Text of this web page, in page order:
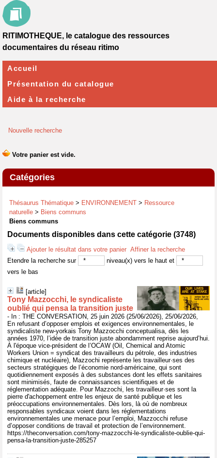
Nouvelle recherche
Catégories
Thésaurus Thématique > ENVIRONNEMENT > Ressource
naturelle > Biens communs
Biens communs
Documents disponibles dans cette catégorie (3748)
Ajouter le résultat dans votre panier Affiner la recherche
Etendre la recherche sur
niveau(x) vers le haut et
vers le bas
[article]
Tony Mazzocchi, le syndicaliste
oublié qui pensa la transition juste
- In : THE CONVERSATION, 25 juin 2026 (25/06/2026), 25/06/2026,
En refusant d’opposer emplois et exigences environnementales, le
syndicaliste new-yorkais Tony Mazzocchi conceptualisa, dès les
années 1970, l’idée de transition juste abondamment reprise aujourd’hui.
À l'époque vice-président de l’OCAW (Oil, Chemical and Atomic
Workers Union = syndicat des travailleurs du pétrole, des industries
chimique et nucléaire), Mazzochi représente les travailleur·ses des
secteurs stratégiques de l’économie nord-américaine, qui sont
quotidiennement exposés à des substances dont les effets sanitaires
sont minimisés, faute de connaissances scientifiques et de
réglementation adéquate. Pour Mazzochi, les travailleur·ses sont la
pierre d'achoppement entre les enjeux de santé publique et les
préoccupations environnementales. Dès lors, là où de nombreux
responsables syndicaux voient dans les réglementations
environnementales une menace pour l’emploi, Mazzocchi refuse
d’opposer conditions de travail et protection de l’environnement.
https://theconversation.com/tony-mazzocchi-le-syndicaliste-oublie-qui-
pensa-la-transition-juste-285257
RITIMOTHEQUE, le catalogue des ressources
documentaires du réseau ritimo
Accueil
Présentation du catalogue
Aide à la recherche